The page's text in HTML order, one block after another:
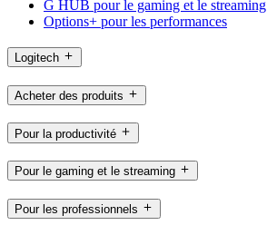
G HUB pour le gaming et le streaming
Options+ pour les performances
Logitech
Acheter des produits
Pour la productivité
Pour le gaming et le streaming
Pour les professionnels